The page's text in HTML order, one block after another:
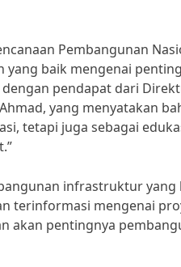
Pembangunan
yang baik mengenai
dengan pendapat dari
yang menyatakan
tetapi juga sebagai
infrastruktur
terinformasi mengenai
akan pentingnya